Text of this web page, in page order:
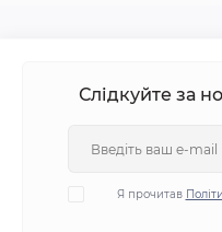
Слідкуйте за
Я прочитав